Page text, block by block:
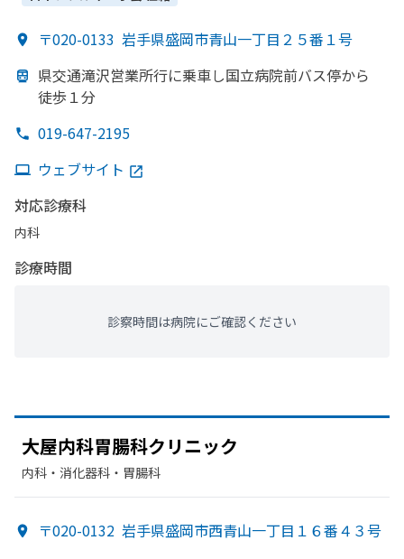
〒020-0133 岩手県盛岡市青山一丁目２５番１号
県交通滝沢営業所行に乗車し国立病院前バス停から
徒歩１分
019-647-2195
ウェブサイト
対応診療科
内科
診療時間
診察時間は病院にご確認ください
大屋内科胃腸科クリニック
内科・​消化器科・​胃腸科
〒020-0132 岩手県盛岡市西青山一丁目１６番４３号